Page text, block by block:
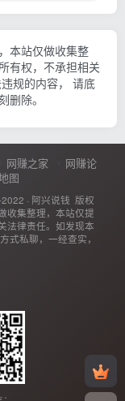
本站仅做收集整
有权，不承担相关
规的内容， 请底
删除。
网赚之家
网赚论
图
· 阿兴说钱 版权
收集整理，本站仅提
法律责任。如发现本
式私聊，一经查实，